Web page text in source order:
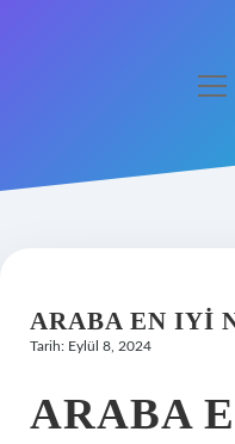
Hakkımızda
ARABA EN IYI
Tarih: Eylül 8, 2024
ARABA